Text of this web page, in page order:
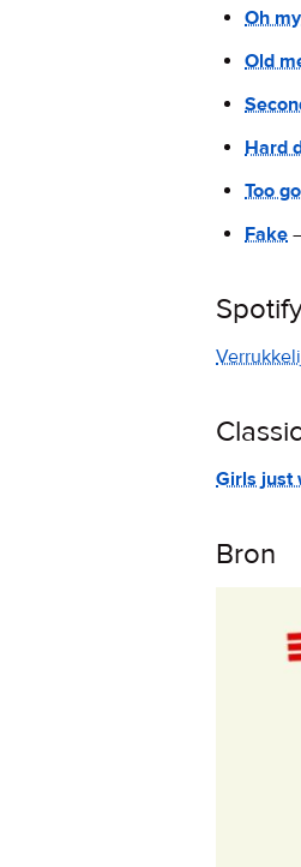
Oh
Old
Hard
Too
Fake
Classic
Girls just
Bron